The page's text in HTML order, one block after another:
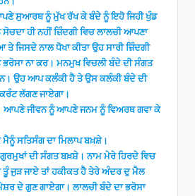
ਸੁਆਰਥ ਨੂੰ ਮੁੱਖ ਰੱਖ ਕੇ ਬੰਦੇ ਨੂੰ ਇਹੋ ਜਿਹੀ ਖੁੰਡ
ਹੀ ਨਹੀਂ ਜ਼ਿੰਦਗੀ ਵਿਚ ਲਾਲਚੀ ਆਪਣਾ
ਜਿਸਦੇ ਨਾਲ ਧੋਖਾ ਕੀਤਾ ਉਹ ਸਾਰੀ ਜ਼ਿੰਦਗੀ
ਨਾ ਕਰ। ਮਨਮੁਖ ਵਿਚਲੀ ਬੰਦੇ ਦੀ ਸੰਗਤ
ਉਹ ਆਪ ਕਲੰਕੀ ਹੈ ਤੇ ਉਸ ਕਲੰਕੀ ਬੰਦੇ ਦੀ
ਲੱਗਣ ਜਾਏਗਾ।
ਆਪਣੇ ਜੀਵਨ ਨੂੰ ਆਪਣੇ ਜਨਮ ਨੂੰ ਵਿਅਰਥ ਗਵਾ ਕੇ
ਸਤਿਸੰਗ ਦਾ ਮਿਲਾਪ ਬਖ਼ਸ਼ੇ।
ਦੀ ਸੰਗਤ ਬਖ਼ਸ਼ੇ। ਨਾਮ ਮੇਰੇ ਹਿਰਦੇ ਵਿਚ
ਜੁੜ ਜਾਏ ਤਾਂ ਹਕੀਕਤ ਹੈ ਤੇਰੇ ਅੰਦਰ ਦੁ ਮੈਲ
ਦੇ ਗੁਣ ਗਾਏਗਾ। ਲਾਲਚੀ ਬੰਦੇ ਦਾ ਭਰੋਸਾ